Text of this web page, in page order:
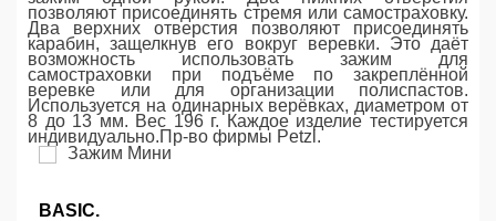
позволяют присоединять стремя или самостраховку.
Два верхних отверстия позволяют присоединять
карабин, защелкнув его вокруг веревки. Это даёт
возможность использовать зажим для
самостраховки при подъёме по закреплённой
веревке или для организации полиспастов.
Используется на одинарных верёвках, диаметром от
8 до 13 мм. Вес 196 г. Каждое изделие тестируется
индивидуально.Пр-во фирмы Petzl.
BASIC.